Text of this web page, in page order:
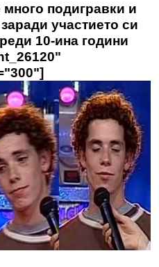
подигравки и
участието си
10-ина години